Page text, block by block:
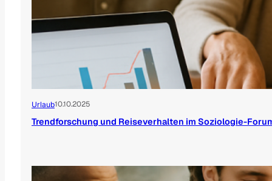
Urlaub10.10.2025
Trendforschung und Reiseverhalten im Soziologie-